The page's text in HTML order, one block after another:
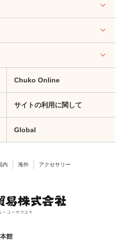
Chuko Online
サイトの利用に関して
Global
内 海外 アクセサリー
本館